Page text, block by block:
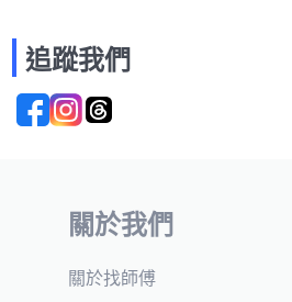
追蹤我們
關於我們
關於找師傅